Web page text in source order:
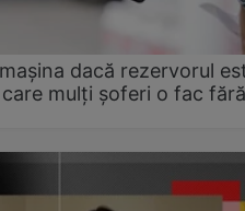
dacă rezervorul
mulți șoferi o fac